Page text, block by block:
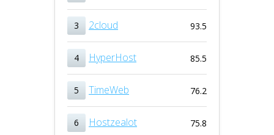
93.5
3 2cloud
85.5
4 HyperHost
76.2
5 TimeWeb
75.8
6 Hostzealot